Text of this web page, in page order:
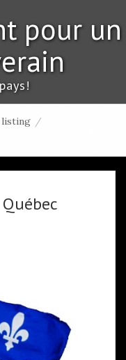
pour un
listing /